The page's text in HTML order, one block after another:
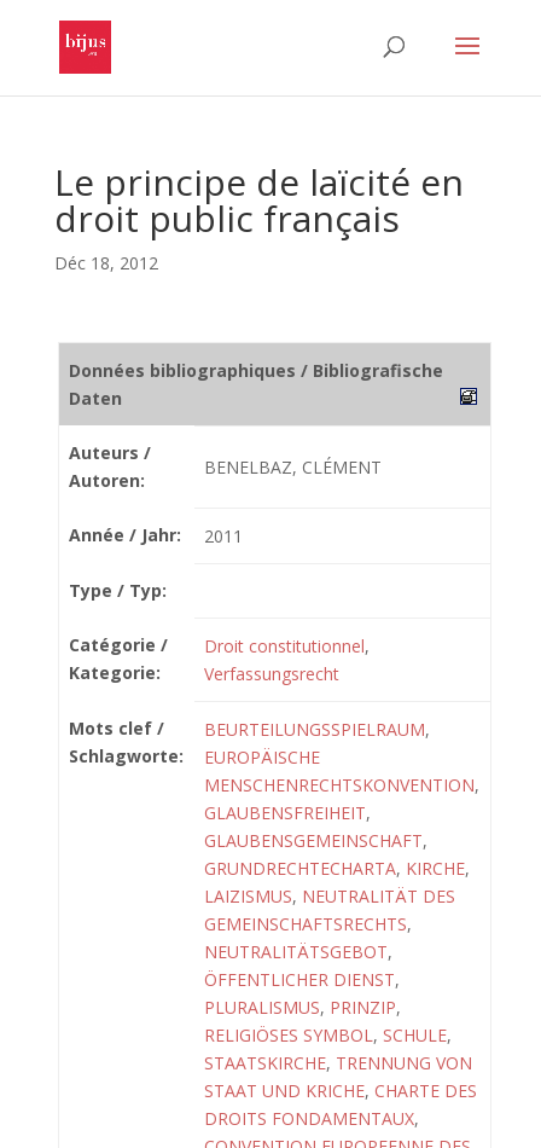
Le principe de laïcité en
droit public français
Déc 18, 2012
Données bibliographiques / Bibliografische
Daten
Auteurs /
Autoren:
BENELBAZ, CLÉMENT
Année / Jahr: 2011
Type / Typ:
Catégorie /
Kategorie:
Droit constitutionnel,
Verfassungsrecht
Mots clef /
Schlagworte:
BEURTEILUNGSSPIELRAUM,
EUROPÄISCHE
MENSCHENRECHTSKONVENTION,
GLAUBENSFREIHEIT,
GLAUBENSGEMEINSCHAFT,
GRUNDRECHTECHARTA, KIRCHE,
LAIZISMUS, NEUTRALITÄT DES
GEMEINSCHAFTSRECHTS,
NEUTRALITÄTSGEBOT,
ÖFFENTLICHER DIENST,
PLURALISMUS, PRINZIP,
RELIGIÖSES SYMBOL, SCHULE,
STAATSKIRCHE, TRENNUNG VON
STAAT UND KRICHE, CHARTE DES
DROITS FONDAMENTAUX,